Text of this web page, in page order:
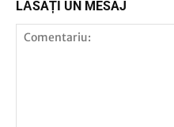
LĂSAȚI UN MESAJ